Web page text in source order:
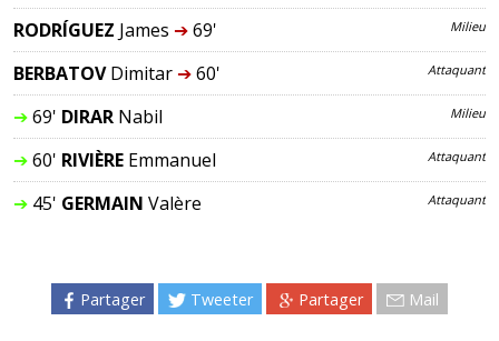
RODRÍGUEZ James ➔69' Milieu
BERBATOV Dimitar ➔60' Attaquant
➔69' DIRAR Nabil Milieu
➔60' RIVIÈRE Emmanuel Attaquant
➔45' GERMAIN Valère Attaquant
Partager Tweeter Partager Mail